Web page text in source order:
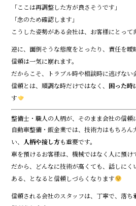
「ここは再調整した方が良さそうです」
「念のため確認します」
こうした姿勢がある会社は、お客様にとって
逆に、面倒そうな態度をとったり、責任を曖
信頼は一気に崩れます。
だからこそ、トラブル時や相談時に逃げない
信頼とは、順調な時だけではなく、 困った時
す
整備士・職人の人柄が、そのまま会社の信頼
自動車整備・鈑金業では、技術力はもちろん
い、 人柄や接し方も重要です。
車を預けるお客様は、機械ではなく人に預け
だから、どんなに技術が高くても、話しに
ある、となると信頼しづらくなります
信頼される会社のスタッフは、丁寧で、落